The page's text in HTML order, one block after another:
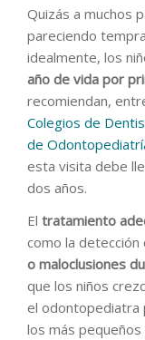
Quizás a muchos
pareciendo
idealmente, los
año de vida por
recomiendan,
Colegios de
de
esta visita debe
dos años.
El tratamiento
como la detección
o maloclusiones
que los niños
el odontopediatra
los más